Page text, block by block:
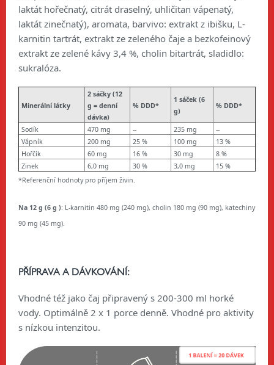
laktát hořečnatý, citrát draselný, uhličitan vápenatý,
laktát zinečnatý), aromata, barvivo: extrakt z ibišku, L-
karnitin tartrát, extrakt ze zeleného čaje a bezkofeinový
extrakt ze zelené kávy 3,4 %, cholin bitartrát, sladidlo:
sukralóza.
Minerální látky
2 sáčky (12
g = denní
dávka)
% DDD*
1 sáček (6
g)
% DDD*
Sodík 470 mg -- 235 mg
--
Vápník
200 mg 25 % 100 mg
13 %
Hořčík
60 mg 16 % 30 mg
8 %
Zinek
6,0 mg 30 % 3,0 mg
15 %
*Referenční hodnoty pro příjem živin.
Na 12 g (6 g ): L-karnitin 480 mg (240 mg), cholin 180 mg (90 mg), katechiny
90 mg (45 mg).
PŘÍPRAVA A DÁVKOVÁNÍ:
Vhodné též jako čaj připravený s 200-300 ml horké
vody. Optimálně 2 x 1 porce denně. Vhodné pro aktivity
s nízkou intenzitou.